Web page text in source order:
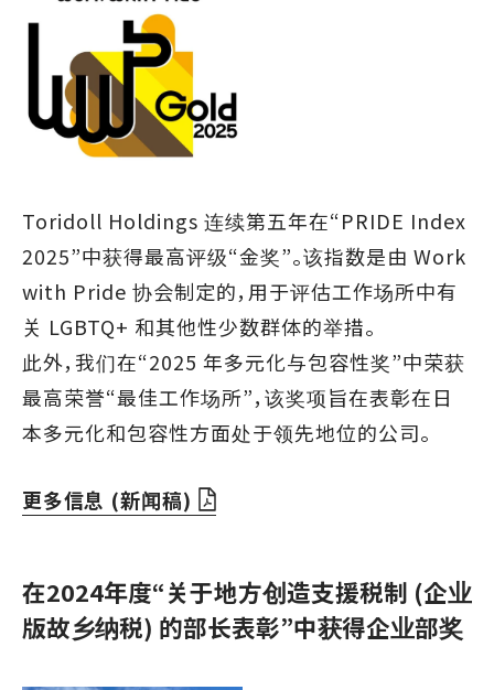
Toridoll Holdings 连续第五年在“PRIDE Index
2025”中获得最高评级“金奖”。该指数是由 Work
with Pride 协会制定的，用于评估工作场所中有
关 LGBTQ+ 和其他性少数群体的举措。
此外，我们在“2025 年多元化与包容性奖”中荣获
最高荣誉“最佳工作场所”，该奖项旨在表彰在日
本多元化和包容性方面处于领先地位的公司。
更多信息 (新闻稿)
在2024年度“关于地方创造支援税制 (企业
版故乡纳税) 的部长表彰”中获得企业部奖